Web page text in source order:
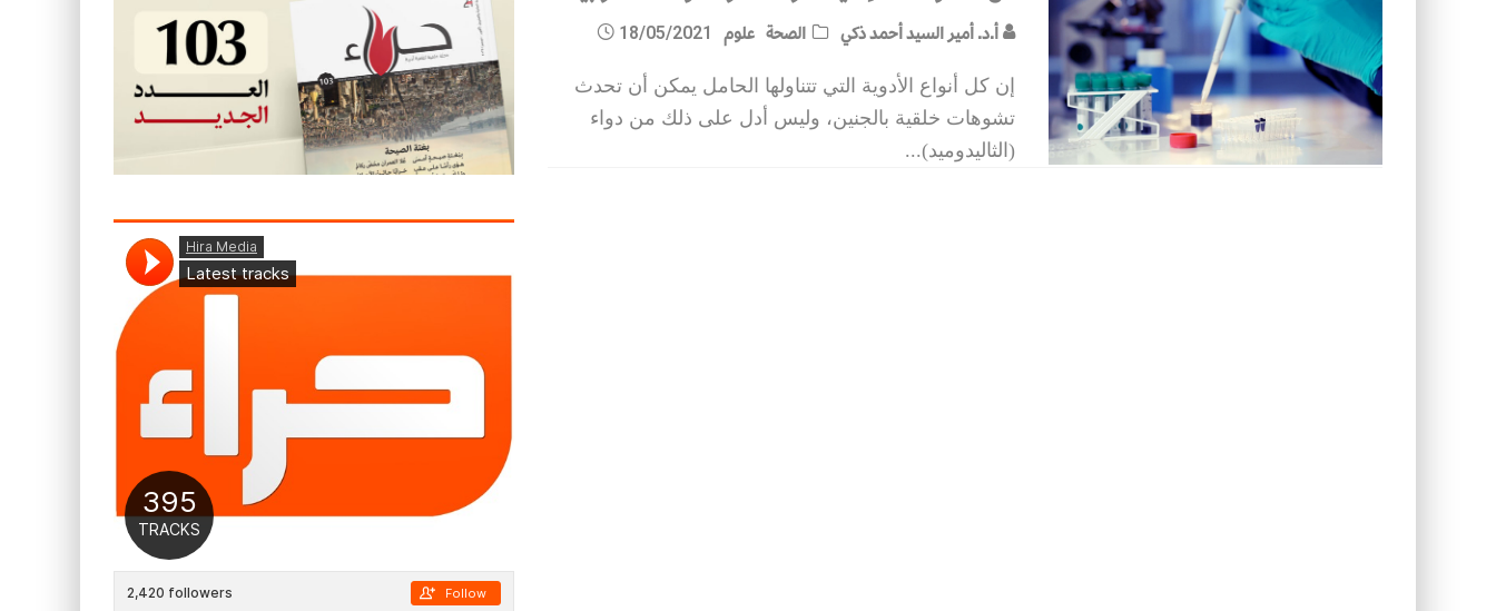
أ.د. أمير السيد أحمد ذكي الصحة علوم 18/05/2021
إن كل أنواع الأدوية التي تتناولها الحامل يمكن أن تحدث
تشوهات خلقية بالجنين، وليس أدل على ذلك من دواء
(الثاليدوميد)...